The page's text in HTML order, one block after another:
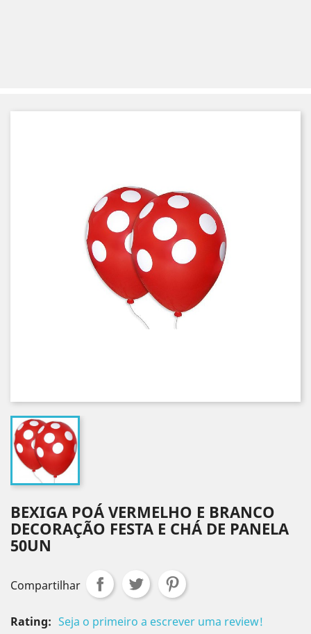
BEXIGA POÁ VERMELHO E BRANCO
DECORAÇÃO FESTA E CHÁ DE PANELA
50UN
Compartilhar
Rating: Seja o primeiro a escrever uma review!